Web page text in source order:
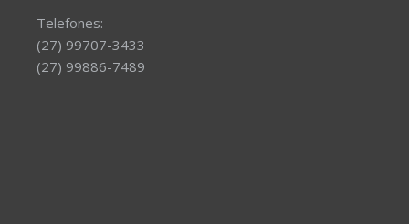
Telefones:
(27) 99707-3433
(27) 99886-7489